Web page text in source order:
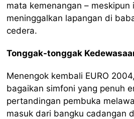
mata kemenangan – meskipun
meninggalkan lapangan di
cedera.
Tonggak-tonggak
Menengok kembali EURO
bagaikan simfoni yang penuh
pertandingan pembuka
masuk dari bangku cadangan